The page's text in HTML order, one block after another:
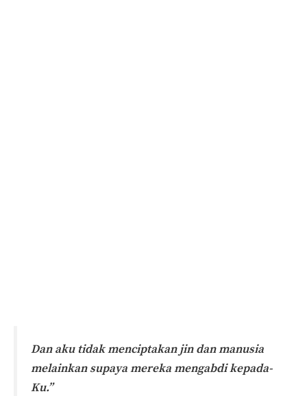
Dan aku tidak menciptakan jin dan manusia
melainkan supaya mereka mengabdi kepada-
Ku.”